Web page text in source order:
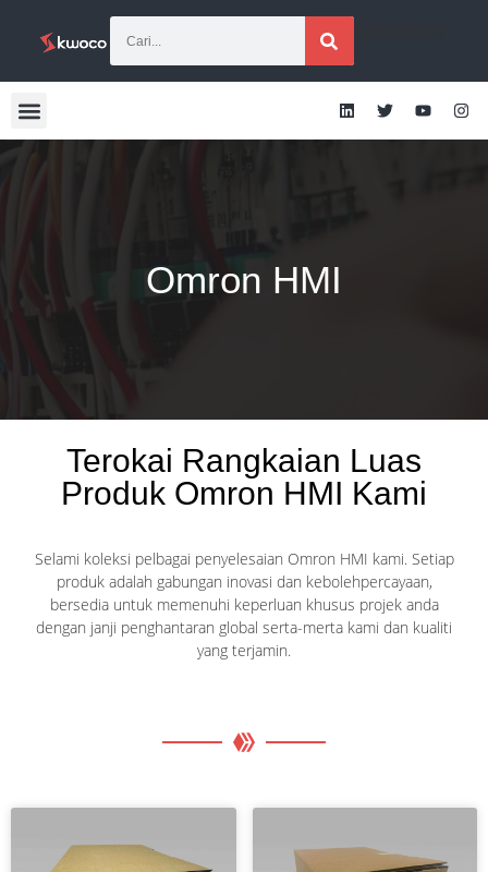
Omron HMI
Terokai Rangkaian Luas
Produk Omron HMI Kami
Selami koleksi pelbagai penyelesaian Omron HMI kami. Setiap
produk adalah gabungan inovasi dan kebolehpercayaan,
bersedia untuk memenuhi keperluan khusus projek anda
dengan janji penghantaran global serta-merta kami dan kualiti
yang terjamin.